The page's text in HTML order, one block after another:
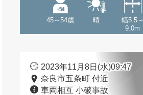
45～54歳 晴
幅5.5～
9.0m
2023年11月8日(水)09:47
奈良市五条町 付近
車両相互 小破事故